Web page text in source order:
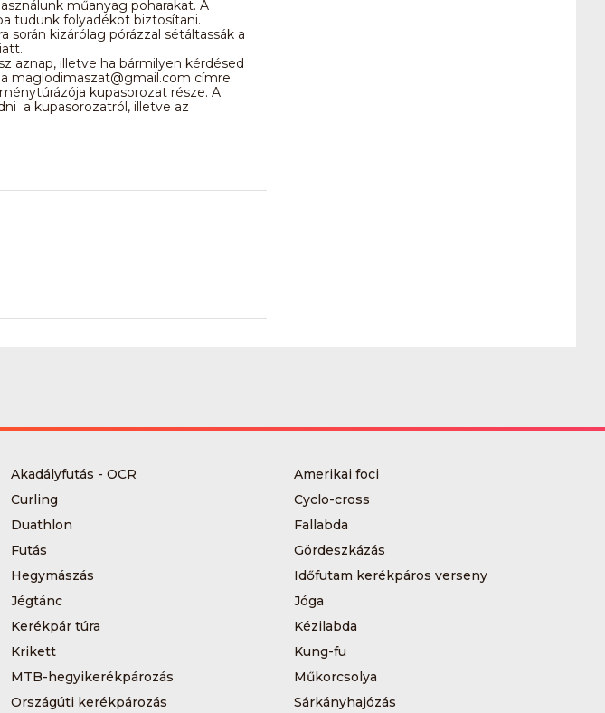
műanyag poharakat. A
tudunk folyadékot biztosítani.
kizárólag pórázzal sétáltassák a
aznap, illetve ha bármilyen kérdésed
maglodimaszat@gmail.com címre.
kupasorozat része. A
a kupasorozatról, illetve az
Akadályfutás - OCR
Amerikai foci
Curling
Cyclo-cross
Duathlon
Fallabda
Futás
Gördeszkázás
Hegymászás
Időfutam kerékpáros verseny
Jégtánc
Jóga
Kerékpár túra
Kézilabda
Krikett
Kung-fu
MTB-hegyikerékpározás
Műkorcsolya
Országúti kerékpározás Sárkányhajózás